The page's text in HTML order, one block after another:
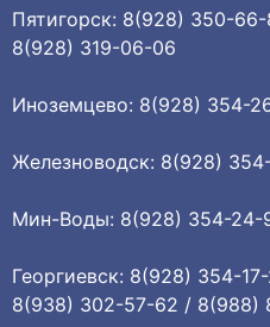
Пятигорск: 8(928) 350-
8(928) 319-06-06
Иноземцево: 8(928) 354-
Железноводск: 8(928)
Мин-Воды: 8(928) 354-24-
Георгиевск: 8(928) 354-
8(938) 302-57-62 / 8(988)